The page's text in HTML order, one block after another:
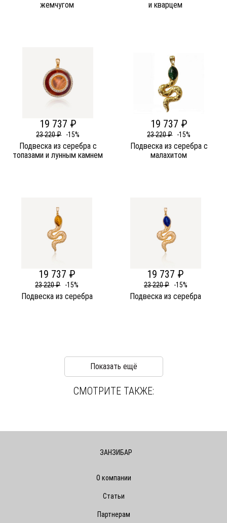
жемчугом
и кварцем
19 737 ₽
23 220 ₽ -15%
Подвеска из серебра c
топазами и лунным камнем
19 737 ₽
23 220 ₽ -15%
Подвеска из серебра c
малахитом
19 737 ₽
23 220 ₽ -15%
Подвеска из серебра
19 737 ₽
23 220 ₽ -15%
Подвеска из серебра
Показать ещё
СМОТРИТЕ ТАКЖЕ:
ЗАНЗИБАР
О компании
Статьи
Партнерам